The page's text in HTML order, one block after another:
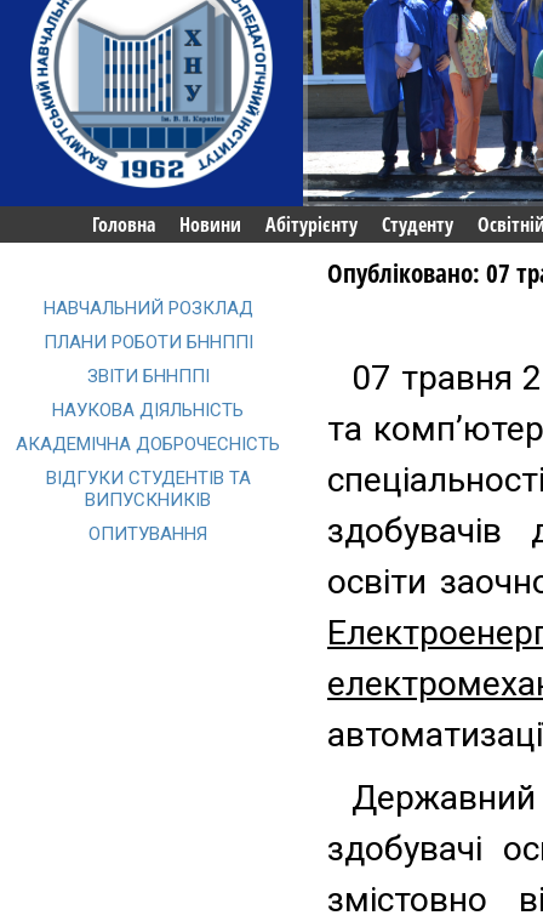
Головна Новини Абітурієнту Студенту
Опубліковано: 07
07 травня
та
здобувачів
освіти
здобувачі
змістовно
НАВЧАЛЬНИЙ РОЗКЛАД
ПЛАНИ РОБОТИ БННППІ
ЗВІТИ БННППІ
НАУКОВА ДІЯЛЬНІСТЬ
АКАДЕМІЧНА ДОБРОЧЕСНІСТЬ
ВІДГУКИ СТУДЕНТІВ ТА
ВИПУСКНИКІВ
ОПИТУВАННЯ